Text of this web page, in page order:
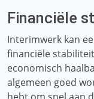
Financiële
Interimwerk kan
financiële
economisch
algemeen goed